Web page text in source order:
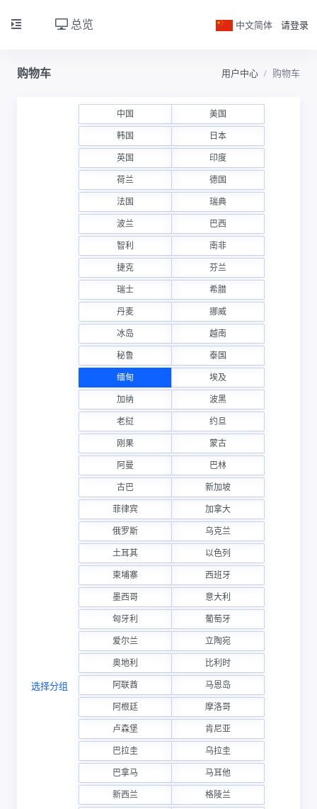
总览 中文简体 请登录
购物车 用户中心 购物车
选择分组
中国 美国
韩国 日本
英国 印度
荷兰 德国
法国 瑞典
波兰 巴西
智利 南非
捷克 芬兰
瑞士 希腊
丹麦 挪威
冰岛 越南
秘鲁 泰国
缅甸 埃及
加纳 波黑
老挝 约旦
刚果 蒙古
阿曼 巴林
古巴 新加坡
菲律宾 加拿大
俄罗斯 乌克兰
土耳其 以色列
柬埔寨 西班牙
墨西哥 意大利
匈牙利 葡萄牙
爱尔兰 立陶宛
奥地利 比利时
阿联酋 马恩岛
阿根廷 摩洛哥
卢森堡 肯尼亚
巴拉圭 乌拉圭
巴拿马 马耳他
新西兰 格陵兰